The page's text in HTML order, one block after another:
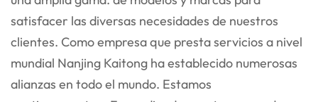
satisfacer las diversas necesidades de nuestros
clientes. Como empresa que presta servicios a nivel
mundial Nanjing Kaitong ha establecido numerosas
alianzas en todo el mundo. Estamos